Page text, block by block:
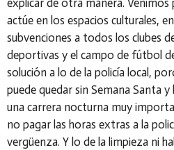
explicar de otra manera. Venimos
actúe en los espacios culturales,
subvenciones a todos los clubes
deportivas y el campo de fútbol
solución a lo de la policía local,
puede quedar sin Semana Santa
una carrera nocturna muy
no pagar las horas extras a la
vergüenza. Y lo de la limpieza ni